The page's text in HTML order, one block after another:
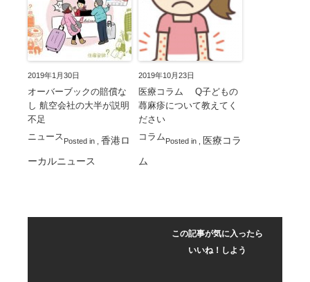
2019年1月30日
オーバーブックの賠償な
し 航空会社の大半が説明
不足
Posted in
ニュース
香港ロ
ーカルニュース
2019年10月23日
医療コラム Q子どもの
蕁麻疹について教えてく
ださい
Posted in
コラム
医療コラ
ム
この記事が気に入ったら
いいね！しよう